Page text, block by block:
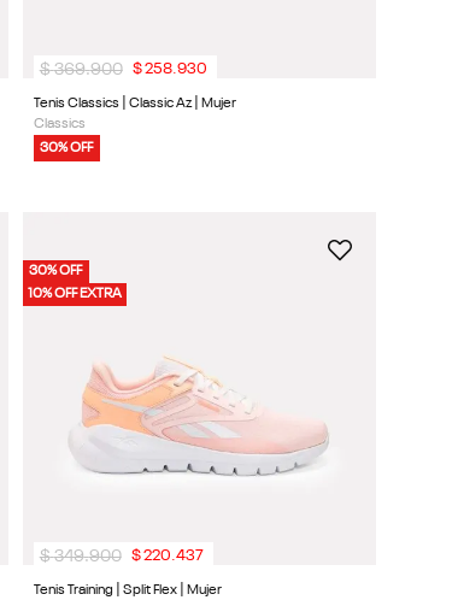
Tenis Classics | Classic Az | Mujer
Classics
30% OFF
$ 369.900 $258.930
30% OFF
10% OFF EXTRA
Tenis Training | Split Flex | Mujer
$ 349.900 $220.437